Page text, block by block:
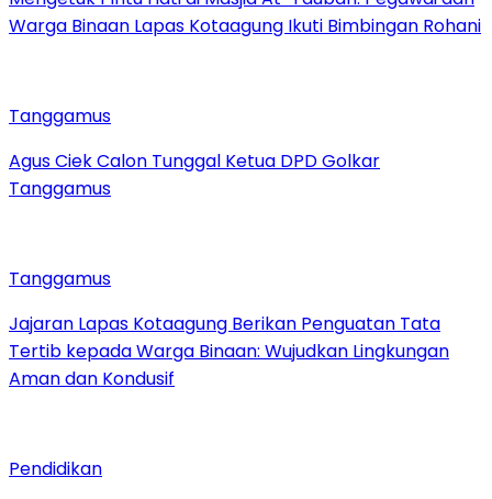
Warga Binaan Lapas Kotaagung Ikuti Bimbingan Rohani
Tanggamus
Agus Ciek Calon Tunggal Ketua DPD Golkar
Tanggamus
Tanggamus
Jajaran Lapas Kotaagung Berikan Penguatan Tata
Tertib kepada Warga Binaan: Wujudkan Lingkungan
Aman dan Kondusif
Pendidikan